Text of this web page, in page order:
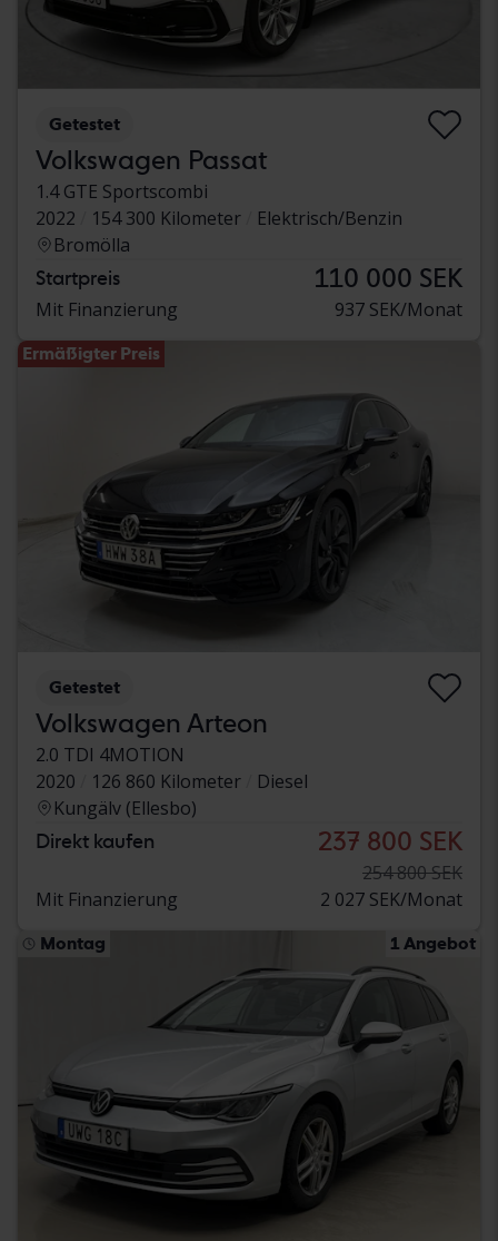
Getestet
Volkswagen Passat
1.4 GTE Sportscombi
2022
154 300 Kilometer
Elektrisch/Benzin
Bromölla
Startpreis 110 000 SEK
Mit Finanzierung 937 SEK/Monat
Ermäßigter Preis
Getestet
Volkswagen Arteon
2.0 TDI 4MOTION
2020
126 860 Kilometer
Diesel
Kungälv (Ellesbo)
Direkt kaufen 237 800 SEK
254 800 SEK
Mit Finanzierung
2 027 SEK/Monat
Montag 1 Angebot